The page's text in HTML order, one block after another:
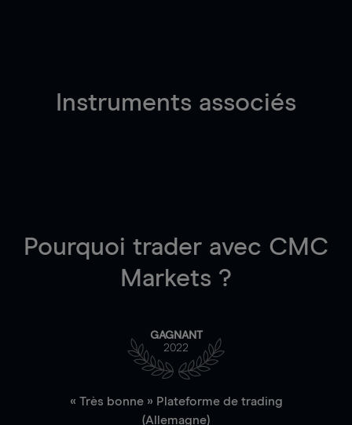
Instruments associés
Pourquoi trader avec CMC
Markets ?
GAGNANT
2022
« Très bonne » Plateforme de trading
(Allemagne)